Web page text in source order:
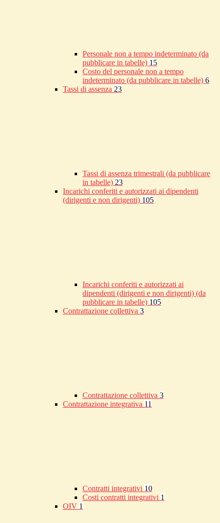
Personale non a tempo indeterminato (da
pubblicare in tabelle) 15
Costo del personale non a tempo
indeterminato (da pubblicare in tabelle) 6
Tassi di assenza 23
Tassi di assenza trimestrali (da pubblicare
in tabelle) 23
Incarichi conferiti e autorizzati ai dipendenti
(dirigenti e non dirigenti) 105
Incarichi conferiti e autorizzati ai
dipendenti (dirigenti e non dirigenti) (da
pubblicare in tabelle) 105
Contrattazione collettiva 3
Contrattazione collettiva 3
Contrattazione integrativa 11
Contratti integrativi 10
Costi contratti integrativi 1
OIV 1